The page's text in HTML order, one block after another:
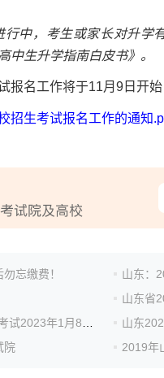
中，考生或家长对升学
中生升学指南白皮书》。
名工作将于11月9日开始
招生考试报名工作的通知
忘缴费！
山东：
山东省
山东
院
2019年